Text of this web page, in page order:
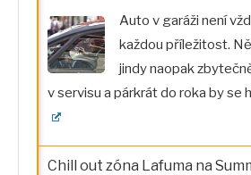
Auto v garáži není
každou příležitost.
jindy naopak
v servisu a párkrát do roka by se
Chill out zóna Lafuma na